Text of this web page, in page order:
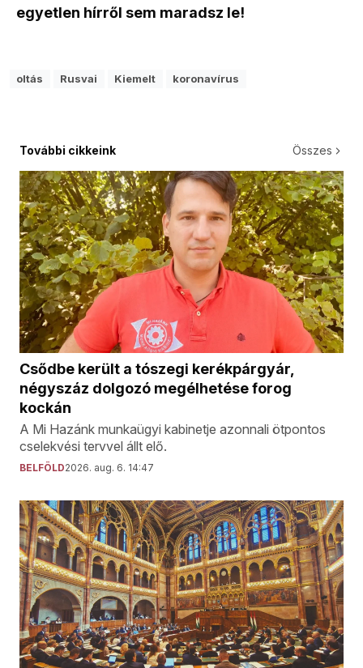
egyetlen hírről sem maradsz le!
oltás Rusvai Kiemelt koronavírus
További cikkeink Összes
Csődbe került a tószegi kerékpárgyár,
négyszáz dolgozó megélhetése forog
kockán
A Mi Hazánk munkaügyi kabinetje azonnali ötpontos
cselekvési tervvel állt elő.
BELFÖLD2026. aug. 6. 14:47